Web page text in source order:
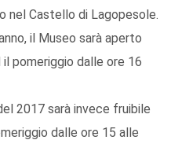
nel Castello di Lagopesole.
il Museo sarà aperto
pomeriggio dalle ore 16
2017 sarà invece fruibile
dalle ore 15 alle